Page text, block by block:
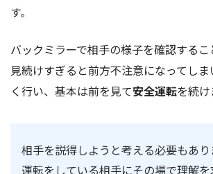
す。
バックミラーで相手の様子を確認するこ
見続けすぎると前方不注意になってし
く行い、基本は前を見て安全運転を続け
相手を説得しようと考える必要もあ
運転をしている相手にその場で理解を